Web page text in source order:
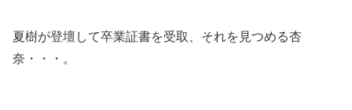
夏樹が登壇して卒業証書を受取、それを見つめる杏
奈・・・。